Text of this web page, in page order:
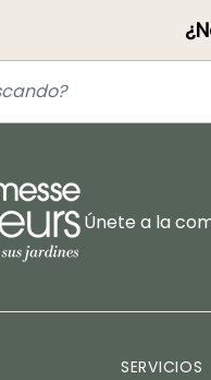
Únete a la
SERVICIOS